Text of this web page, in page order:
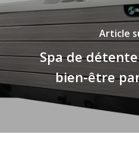
Article
Spa de
bien-être